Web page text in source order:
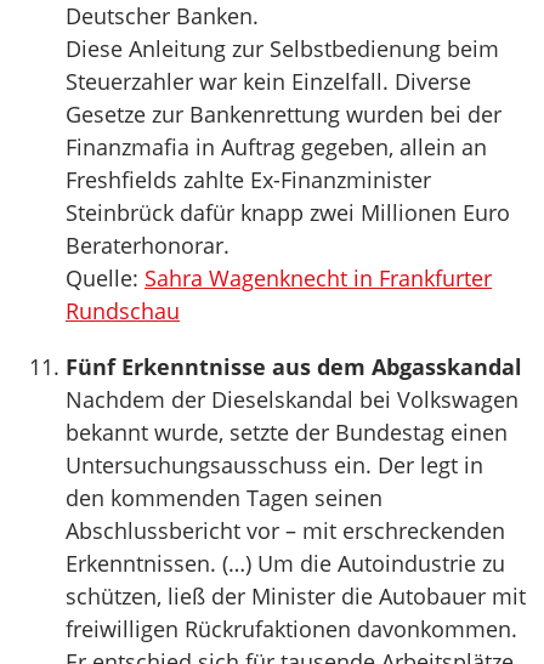
Deutscher Banken.
Diese Anleitung zur Selbstbedienung beim
Steuerzahler war kein Einzelfall. Diverse
Gesetze zur Bankenrettung wurden bei der
Finanzmafia in Auftrag gegeben, allein an
Freshfields zahlte Ex-Finanzminister
Steinbrück dafür knapp zwei Millionen Euro
Beraterhonorar.
Quelle: Sahra Wagenknecht in Frankfurter
Rundschau
Fünf Erkenntnisse aus dem Abgasskandal
Nachdem der Dieselskandal bei Volkswagen
bekannt wurde, setzte der Bundestag einen
Untersuchungsausschuss ein. Der legt in
den kommenden Tagen seinen
Abschlussbericht vor – mit erschreckenden
Erkenntnissen. (…) Um die Autoindustrie zu
schützen, ließ der Minister die Autobauer mit
freiwilligen Rückrufaktionen davonkommen.